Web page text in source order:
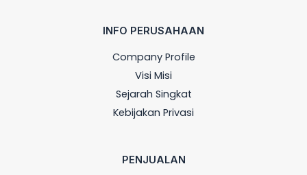
INFO PERUSAHAAN
Company Profile
Visi Misi
Sejarah Singkat
Kebijakan Privasi
PENJUALAN